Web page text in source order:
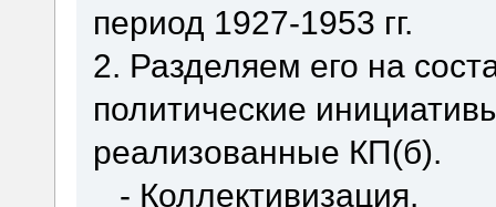
период 1927-1953 гг.
2. Разделяем его на
политические
реализованные КП(б).
- Коллективизация.